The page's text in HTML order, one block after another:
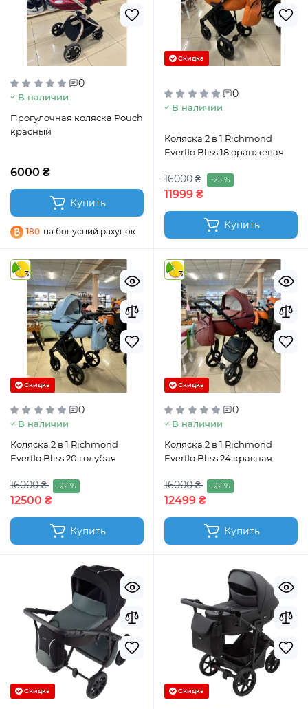
0
В наличии
Прогулочная коляска Pouch
красный
6000 ₴
Купить
180 на бонусний рахунок
Скидка
0
В наличии
Коляска 2 в 1 Richmond
Everflo Bliss 18 оранжевая
16000 ₴ -25 %
11999 ₴
Купить
3
Скидка
0
В наличии
Коляска 2 в 1 Richmond
Everflo Bliss 20 голубая
16000 ₴ -22 %
12500 ₴
Купить
3
Скидка
0
В наличии
Коляска 2 в 1 Richmond
Everflo Bliss 24 красная
16000 ₴ -22 %
12499 ₴
Купить
Скидка Скидка